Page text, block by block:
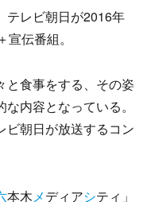
テレビ朝日が2016年
伝番組。
と食事をする、その姿
内容となっている。
ビ朝日が放送するコン
本木メディアシティ」